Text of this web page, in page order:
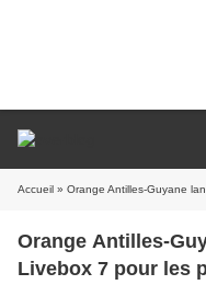
Accueil » Orange Antilles-Guyane
Orange Antilles-
Livebox 7 pour les